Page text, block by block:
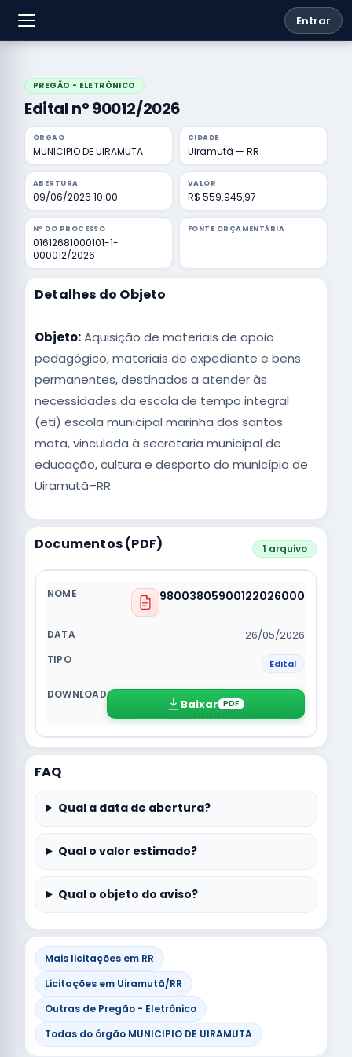
Entrar
PREGÃO - ELETRÔNICO
Edital nº 90012/2026
ÓRGÃO
MUNICIPIO DE UIRAMUTA
CIDADE
Uiramutã — RR
ABERTURA
09/06/2026 10:00
VALOR
R$ 559.945,97
Nº DO PROCESSO
01612681000101-1-
000012/2026
FONTE ORÇAMENTÁRIA
Detalhes do Objeto
Objeto:Aquisição de materiais de apoio
pedagógico, materiais de expediente e bens
permanentes, destinados a atender às
necessidades da escola de tempo integral
(eti) escola municipal marinha dos santos
mota, vinculada à secretaria municipal de
educação, cultura e desporto do município de
Uiramutã–RR
Documentos (PDF) 1 arquivo
98003805900122026000
26/05/2026
Edital
Baixar PDF
FAQ
Qual a data de abertura?
Qual o valor estimado?
Qual o objeto do aviso?
Mais licitações em RR
Licitações em Uiramutã/RR
Outras de Pregão - Eletrônico
Todas do órgão MUNICIPIO DE UIRAMUTA